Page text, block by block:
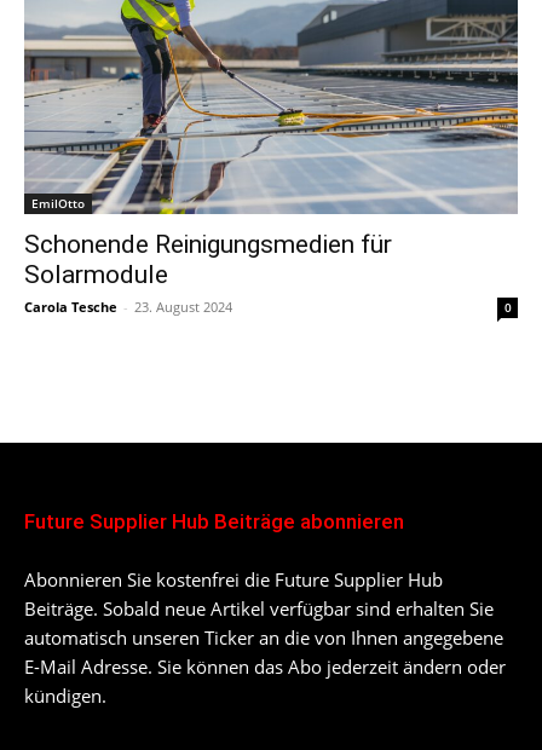
EmilOtto
Schonende Reinigungsmedien für
Solarmodule
Carola Tesche - 23. August 2024 0
Future Supplier Hub Beiträge abonnieren
Abonnieren Sie kostenfrei die Future Supplier Hub
Beiträge. Sobald neue Artikel verfügbar sind erhalten Sie
automatisch unseren Ticker an die von Ihnen angegebene
E-Mail Adresse. Sie können das Abo jederzeit ändern oder
kündigen.